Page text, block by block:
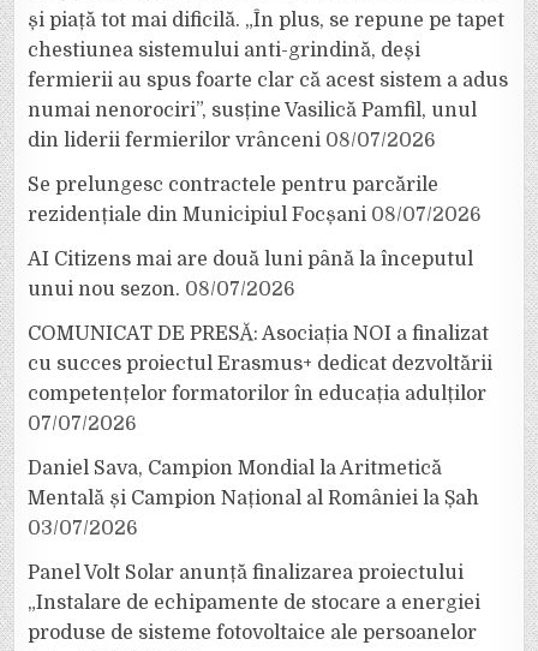
și piață tot mai dificilă. „În plus, se repune pe tapet
chestiunea sistemului anti-grindină, deși
fermierii au spus foarte clar că acest sistem a adus
numai nenorociri”, susține Vasilică Pamfil, unul
din liderii fermierilor vrânceni 08/07/2026
Se prelungesc contractele pentru parcările
rezidențiale din Municipiul Focșani 08/07/2026
AI Citizens mai are două luni până la începutul
unui nou sezon. 08/07/2026
COMUNICAT DE PRESĂ: Asociația NOI a finalizat
cu succes proiectul Erasmus+ dedicat dezvoltării
competențelor formatorilor în educația adulților
07/07/2026
Daniel Sava, Campion Mondial la Aritmetică
Mentală și Campion Național al României la Șah
03/07/2026
Panel Volt Solar anunță finalizarea proiectului
„Instalare de echipamente de stocare a energiei
produse de sisteme fotovoltaice ale persoanelor